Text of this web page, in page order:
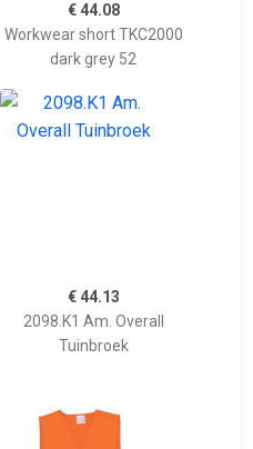
€ 44.08
Workwear short TKC2000
dark grey 52
€ 44.13
2098.K1 Am. Overall
Tuinbroek